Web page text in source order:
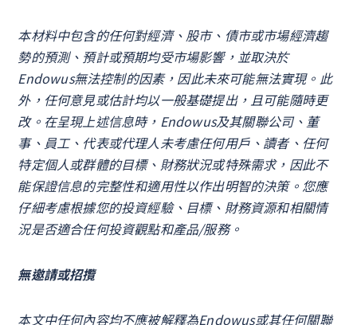
本材料中包含的任何對經濟、股市、債市或市場經濟趨
勢的預測、預計或預期均受市場影響，並取決於
Endowus無法控制的因素，因此未來可能無法實現。此
外，任何意見或估計均以一般基礎提出，且可能隨時更
改。在呈現上述信息時，Endowus及其關聯公司、董
事、員工、代表或代理人未考慮任何用戶、讀者、任何
特定個人或群體的目標、財務狀況或特殊需求，因此不
能保證信息的完整性和適用性以作出明智的決策。您應
仔細考慮根據您的投資經驗、目標、財務資源和相關情
況是否適合任何投資觀點和產品/服務。
無邀請或招攬
本文中任何內容均不應被解釋為Endowus或其任何關聯